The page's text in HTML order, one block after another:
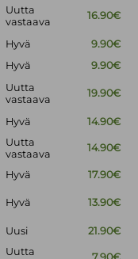
Uutta
vastaava
16.90€
Hyvä
9.90€
Hyvä
9.90€
Uutta
vastaava
19.90€
Hyvä 14.90€
Uutta
vastaava
14.90€
Hyvä
17.90€
Hyvä 13.90€
Uusi 21.90€
Uutta